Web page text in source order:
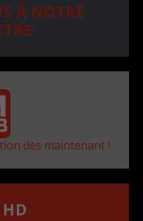
À NOTRE
dès maintenant !